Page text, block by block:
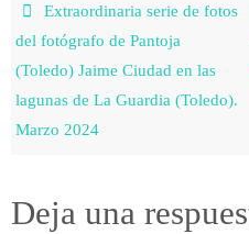
Extraordinaria serie de fotos
del fotógrafo de Pantoja
(Toledo) Jaime Ciudad en las
lagunas de La Guardia (Toledo).
Marzo 2024
Deja una